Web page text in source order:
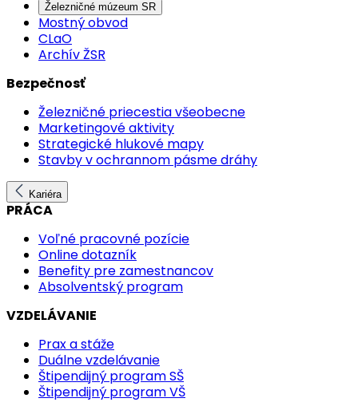
Železničné múzeum SR
Mostný obvod
CLaO
Archív ŽSR
Bezpečnosť
Železničné priecestia všeobecne
Marketingové aktivity
Strategické hlukové mapy
Stavby v ochrannom pásme dráhy
Kariéra
PRÁCA
Voľné pracovné pozície
Online dotazník
Benefity pre zamestnancov
Absolventský program
VZDELÁVANIE
Prax a stáže
Duálne vzdelávanie
Štipendijný program SŠ
Štipendijný program VŠ